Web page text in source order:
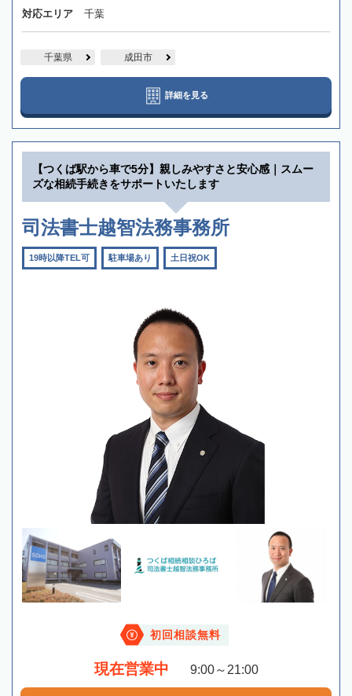
対応エリア 千葉
千葉県 成田市
詳細を見る
【つくば駅から車で5分】親しみやすさと安心感｜スムー
ズな相続手続きをサポートいたします
司法書士越智法務事務所
19時以降TEL可 駐車場あり 土日祝OK
初回相談無料
現在営業中 9:00～21:00